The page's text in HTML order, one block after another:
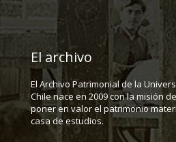
El archivo
El Archivo Patrimonial de la
Chile nace en 2009 con la misión
poner en valor el patrimonio
casa de estudios.